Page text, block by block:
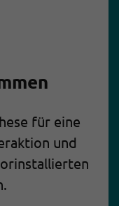
für eine
und